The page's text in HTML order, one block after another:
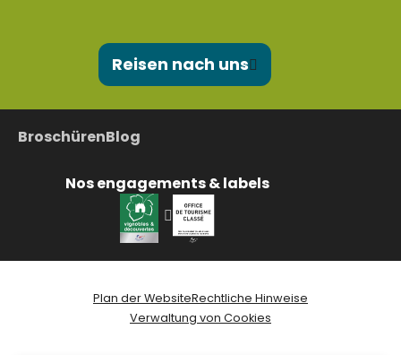
Reisen nach uns
BroschürenBlog
Nos engagements & labels
Plan der WebsiteRechtliche Hinweise
Verwaltung von Cookies